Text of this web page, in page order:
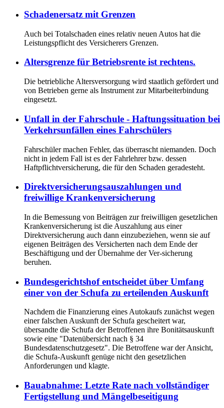
Schadenersatz mit Grenzen
Auch bei Totalschaden eines relativ neuen Autos hat die
Leistungspflicht des Versicherers Grenzen.
Altersgrenze für Betriebsrente ist rechtens.
Die betriebliche Altersversorgung wird staatlich gefördert und
von Betrieben gerne als Instrument zur Mitarbeiterbindung
eingesetzt.
Unfall in der Fahrschule - Haftungssituation bei
Verkehrsunfällen eines Fahrschülers
Fahrschüler machen Fehler, das überrascht niemanden. Doch
nicht in jedem Fall ist es der Fahrlehrer bzw. dessen
Haftpflichtversicherung, die für den Schaden geradesteht.
Direktversicherungsauszahlungen und
freiwillige Krankenversicherung
In die Bemessung von Beiträgen zur freiwilligen gesetzlichen
Krankenversicherung ist die Auszahlung aus einer
Direktversicherung auch dann einzubeziehen, wenn sie auf
eigenen Beiträgen des Versicherten nach dem Ende der
Beschäftigung und der Übernahme der Ver-sicherung
beruhen.
Bundesgerichtshof entscheidet über Umfang
einer von der Schufa zu erteilenden Auskunft
Nachdem die Finanzierung eines Autokaufs zunächst wegen
einer falschen Auskunft der Schufa gescheitert war,
übersandte die Schufa der Betroffenen ihre Bonitätsauskunft
sowie eine "Datenübersicht nach § 34
Bundesdatenschutzgesetz". Die Betroffene war der Ansicht,
die Schufa-Auskunft genüge nicht den gesetzlichen
Anforderungen und klagte.
Bauabnahme: Letzte Rate nach vollständiger
Fertigstellung und Mängelbeseitigung